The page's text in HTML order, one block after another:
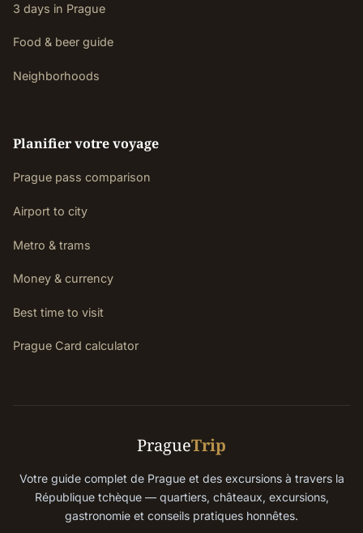
3 days in Prague
Food & beer guide
Neighborhoods
Planifier votre voyage
Prague pass comparison
Airport to city
Metro & trams
Money & currency
Best time to visit
Prague Card calculator
PragueTrip
Votre guide complet de Prague et des excursions à travers la
République tchèque — quartiers, châteaux, excursions,
gastronomie et conseils pratiques honnêtes.